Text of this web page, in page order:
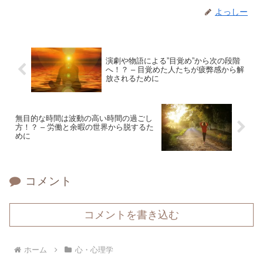
よっしー
演劇や物語による”目覚め”から次の段階
へ！？ – 目覚めた人たちが疲弊感から解
放されるために
無目的な時間は波動の高い時間の過ごし
方！？ – 労働と余暇の世界から脱するた
めに
コメント
コメントを書き込む
ホーム 心・心理学